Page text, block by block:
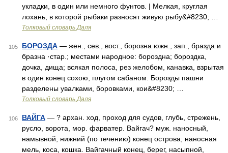
укладки, в один или немного фунтов. | Мелкая, круглая
лохань, в которой рыбаки разносят живую рыбу&#8230; …
Толковый словарь Даля
105 БОРОЗДА — жен., сев., вост., борозна южн., зап., бразда и
бразна ·стар.; местами народное: бороздна; бороздка,
дочка, дища; всякая полоса, рез желобом, канавка, взрытая
в один конец сохою, плугом сабаном. Борозды пашни
разделены увалками, боровками, кои&#8230; …
Толковый словарь Даля
106 ВАЙГА — ? архан. ход, проход для судов, глубь, стрежень,
русло, ворота, мор. фарватер. Вайгач? муж. наносный,
намывной, нижний (по течению) конец острова; наносная
мель, коса, кошка. Вайгачный конец, берег, насыпной,